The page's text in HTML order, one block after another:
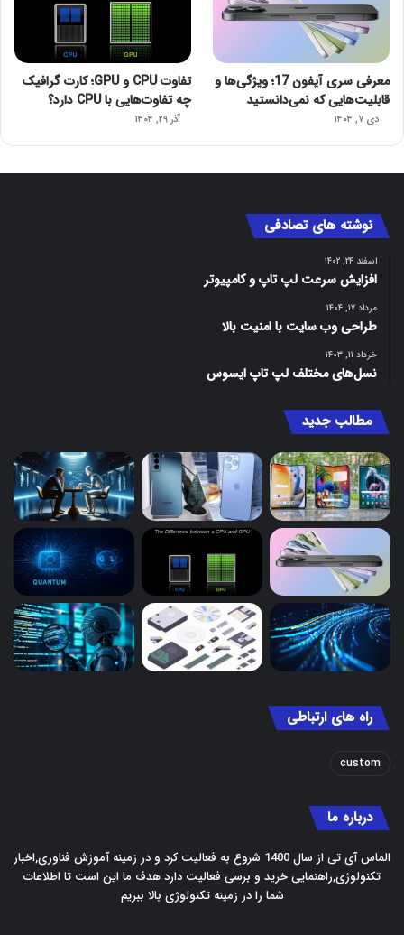
معرفی سری آیفون 17؛ ویژگی‌ها و
قابلیت‌هایی که نمی‌دانستید
دی ۷, ۱۴۰۴
تفاوت CPU و GPU؛ کارت گرافیک
چه تفاوت‌هایی با CPU دارد؟
آذر ۲۹, ۱۴۰۴
نوشته های تصادفی
اسفند ۲۴, ۱۴۰۲
افزایش سرعت لپ تاپ و کامپیوتر
مرداد ۱۷, ۱۴۰۴
طراحی وب سایت با امنیت بالا
خرداد ۱۱, ۱۴۰۳
نسل‌های مختلف لپ تاپ ایسوس
مطالب جدید
راه های ارتباطی
custom
درباره ما
الماس آی تی از سال 1400 شروع به فعالیت کرد و در زمینه آموزش فناوری,اخبار
تکنولوژی,راهنمایی خرید و برسی فعالیت دارد هدف ما این است تا اطلاعات
شما را در زمینه تکنولوژی بالا ببریم